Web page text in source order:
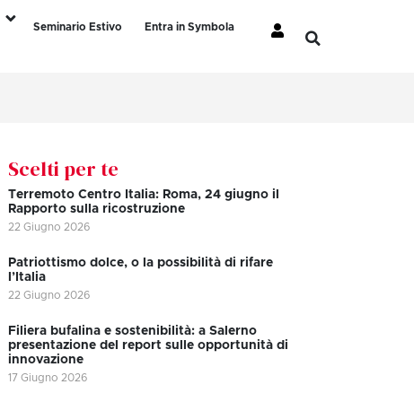
Seminario Estivo
Entra in Symbola
Scelti per te
Terremoto Centro Italia: Roma, 24 giugno il
Rapporto sulla ricostruzione
22 Giugno 2026
Patriottismo dolce, o la possibilità di rifare
l’Italia
22 Giugno 2026
Filiera bufalina e sostenibilità: a Salerno
presentazione del report sulle opportunità di
innovazione
17 Giugno 2026